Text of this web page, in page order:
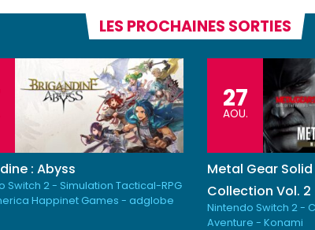
LES PROCHAINES SORTIES
: Abyss
Switch 2 - Simulation Tactical-RPG
Happinet Games - adglobe
27
AOU.
Metal Gear
Collection Vol. 2
Nintendo Switch 2 -
Aventure - Konami